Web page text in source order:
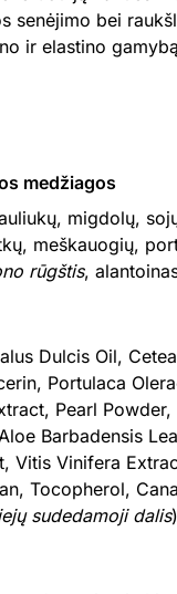
senėjimo bei
ir elastino
medžiagos
migdolų,
meškauogių,
rūgštis,
Dulcis Oil,
Portulaca
Pearl
Barbadensis
Vitis Vinifera
Tocopherol,
sudedamoji dalis